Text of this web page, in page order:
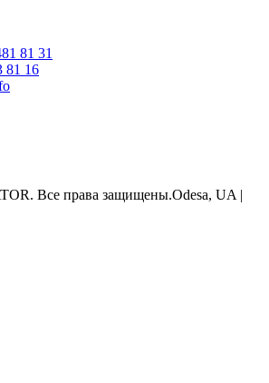
81 31
81 16
Все права защищены.Odesa, UA |